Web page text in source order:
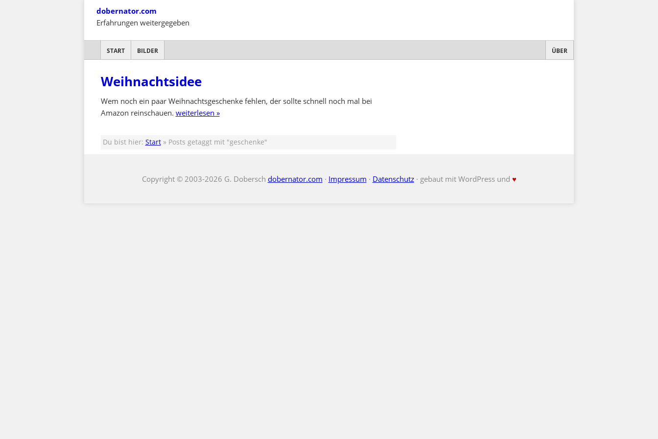
dobernator.com
Erfahrungen weitergegeben
SKIP TO CONTENT
START BILDER ÜBER
Weihnachtsidee
Wem noch ein paar Weihnachtsgeschenke fehlen, der sollte schnell noch mal bei
Amazon reinschauen. weiterlesen »
Du bist hier: Start» Posts getaggt mit "geschenke"
Copyright © 2003-2026 G. Dobersch dobernator.com · Impressum · Datenschutz· gebaut mit WordPress und ♥